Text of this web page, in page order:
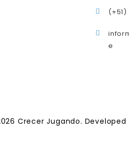
e
Crecer Jugando. Developed